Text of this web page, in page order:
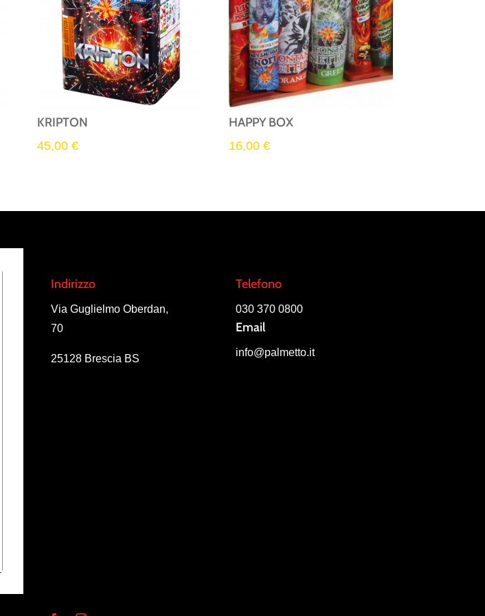
KRIPTON
45,00€
HAPPY BOX
16,00€
Indirizzo
Via Guglielmo Oberdan,
70
25128 Brescia BS
Telefono
030 370 0800
Email
info@palmetto.it